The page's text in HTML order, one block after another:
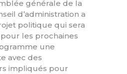
générale de la
d’administration a
politique qui sera
les prochaines
une
avec des
impliqués pour